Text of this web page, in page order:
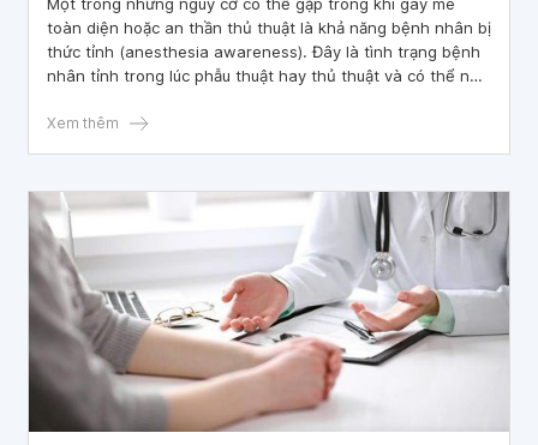
toàn diện hoặc an thần thủ thuật là khả năng bệnh nhân bị
thức tỉnh (anesthesia awareness). Đây là tình trạng bệnh
nhân tỉnh trong lúc phẫu thuật hay thủ thuật và có thể nhớ
có thể gặp với tỷ lệ 1:100 trong phẫu thuật tim hở, thức
Xem thêm